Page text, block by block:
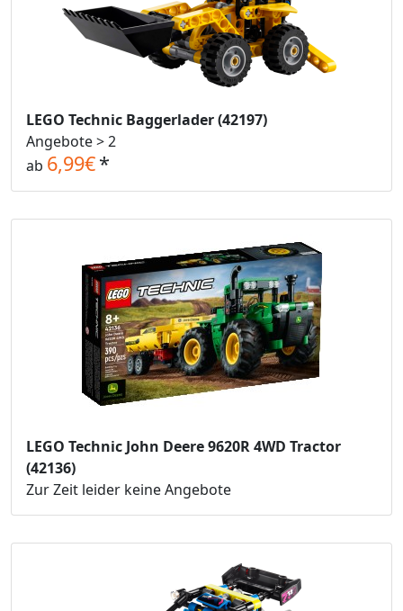
LEGO Technic Baggerlader (42197)
Angebote > 2
ab 6,99€*
LEGO Technic John Deere 9620R 4WD Tractor
(42136)
Zur Zeit leider keine Angebote